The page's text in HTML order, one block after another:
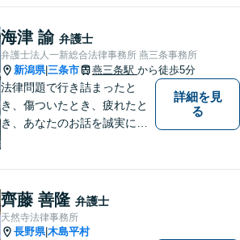
士】相談にいらっしゃるお一
人お一人の不安や悩みをしっ
かり受け止め、丁寧な対応を
心がけます。お気軽にご相談
ください。
海津 諭 弁護士
弁護士法人一新総合法律事務所 燕三条事務所
新潟県| 三条市 燕三条駅 から徒歩5分
法律問題で行き詰まったと
き、傷ついたとき、疲れたと
き、あなたのお話を誠実にお
詳細を見
る
齊藤 善隆 弁護士
天然寺法律事務所
長野県|木島平村